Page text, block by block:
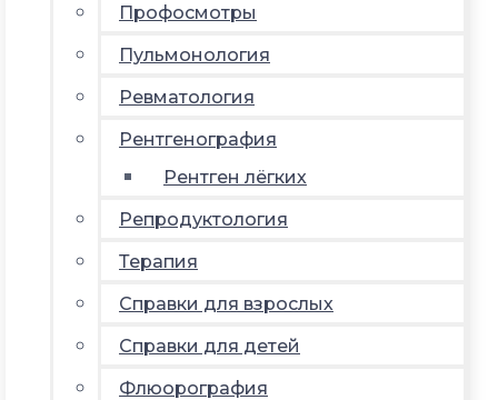
Профосмотры
Пульмонология
Ревматология
Рентгенография
Рентген лёгких
Репродуктология
Терапия
Справки для взрослых
Справки для детей
Флюорография